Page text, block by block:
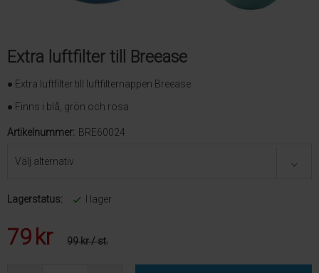
Extra luftfilter till Breease
● Extra luftfilter till luftfilternappen Breease
● Finns i blå, grön och rosa
Artikelnummer: BRE60024
Lagerstatus: I lager
79 kr 99 kr/ st.